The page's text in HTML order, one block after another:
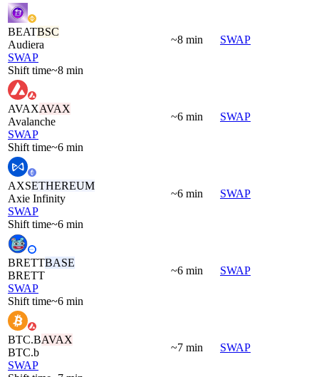
BEATBSC
Audiera
SWAP
Shift time~8 min
~8 min SWAP
AVAXAVAX
Avalanche
SWAP
Shift time~6 min
~6 min SWAP
AXSETHEREUM
Axie Infinity
SWAP
Shift time~6 min
~6 min SWAP
BRETTBASE
BRETT
SWAP
Shift time~6 min
~6 min SWAP
BTC.BAVAX
BTC.b
SWAP
~7 min SWAP